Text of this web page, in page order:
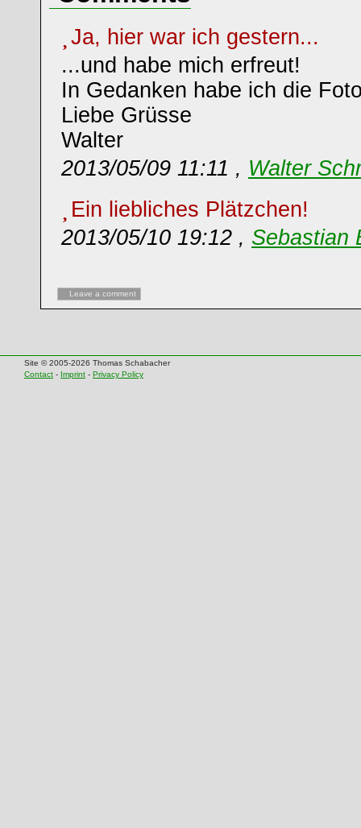
Ja, hier war ich gestern...
...und habe mich erfreut!
In Gedanken habe ich die
Liebe Grüsse
Walter
2013/05/09 11:11 , Walter
Ein liebliches Plätzchen!
2013/05/10 19:12 , Sebastian
Leave a comment
Site © 2005-2026 Thomas Schabacher
Contact - Imprint - Privacy Policy